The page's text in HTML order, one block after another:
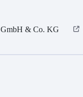
& Co. KG